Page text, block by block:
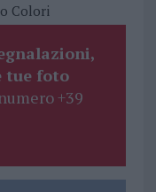
Colori
tue foto
+39